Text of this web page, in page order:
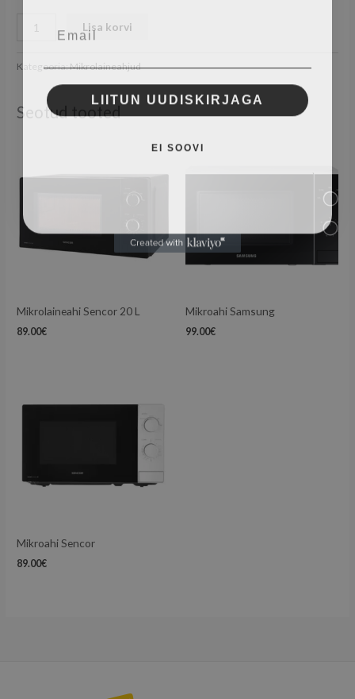
Lisa korvi
Kategooria:Mikrolaineahjud
Seotud tooted
Mikrolaineahi Sencor 20 L
89.00€
Mikroahi Samsung
99.00€
Mikroahi Sencor
89.00€
Email
LIITUN UUDISKIRJAGA
EI SOOVI